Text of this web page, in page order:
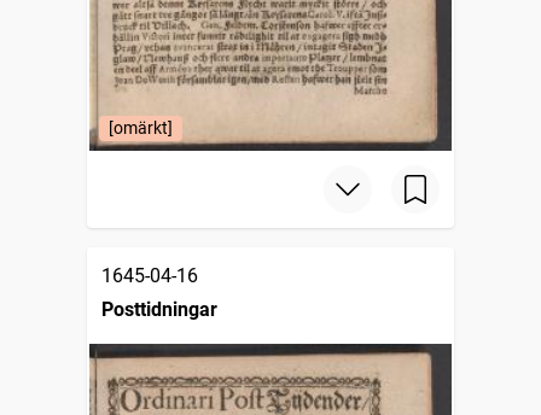
[omärkt]
1645-04-16
Posttidningar